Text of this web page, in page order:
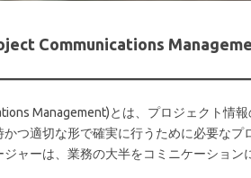
Communications
Management)とは、プロジェクト情
つ適切な形で確実に行うために必要な
ャーは、業務の大半をコミニケーショ